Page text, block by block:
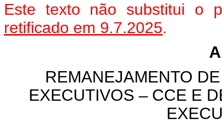
Este texto não substitui o
retificado em 9.7.2025.
REMANEJAMENTO
EXECUTIVOS – CCE E